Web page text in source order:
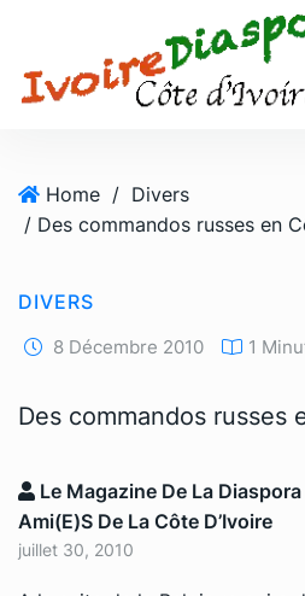
Home / Divers
DIVERS
8 Décembre 2010 1
Des commandos russes
Le Magazine De La
Ami(e)s De La Côte D’Ivoire
juillet 30, 2010